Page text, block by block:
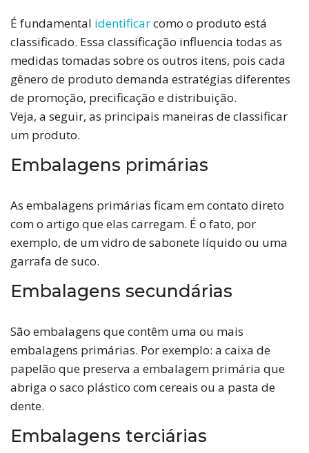
É fundamental identificarcomo o produto está
classificado. Essa classificação influencia todas as
medidas tomadas sobre os outros itens, pois cada
gênero de produto demanda estratégias diferentes
de promoção, precificação e distribuição.
Veja, a seguir, as principais maneiras de classificar
um produto.
Embalagens primárias
As embalagens primárias ficam em contato direto
com o artigo que elas carregam. É o fato, por
exemplo, de um vidro de sabonete líquido ou uma
garrafa de suco.
Embalagens secundárias
São embalagens que contêm uma ou mais
embalagens primárias. Por exemplo: a caixa de
papelão que preserva a embalagem primária que
abriga o saco plástico com cereais ou a pasta de
dente.
Embalagens terciárias